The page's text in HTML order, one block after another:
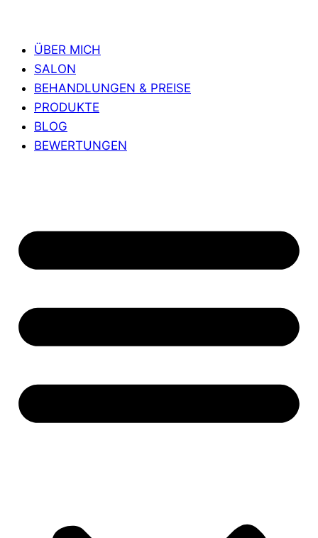
ÜBER MICH
SALON
BEHANDLUNGEN & PREISE
PRODUKTE
BLOG
BEWERTUNGEN